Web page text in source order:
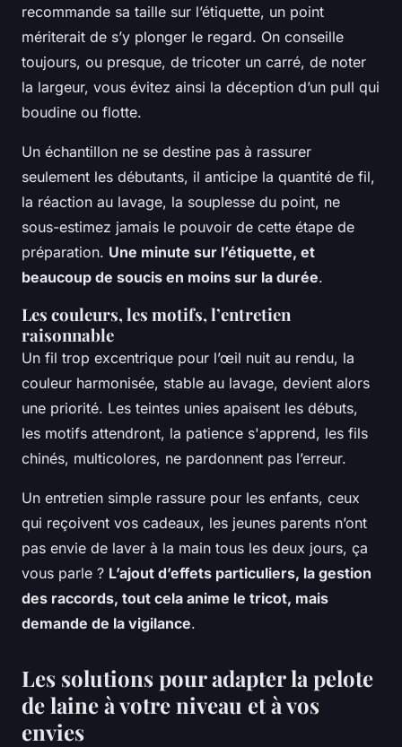
recommande sa taille sur l’étiquette, un point
mériterait de s’y plonger le regard. On conseille
toujours, ou presque, de tricoter un carré, de noter
la largeur, vous évitez ainsi la déception d’un pull qui
boudine ou flotte.
Un échantillon ne se destine pas à rassurer
seulement les débutants, il anticipe la quantité de fil,
la réaction au lavage, la souplesse du point, ne
sous-estimez jamais le pouvoir de cette étape de
préparation. Une minute sur l’étiquette, et
beaucoup de soucis en moins sur la durée.
Les couleurs, les motifs, l’entretien
raisonnable
Un fil trop excentrique pour l’œil nuit au rendu, la
couleur harmonisée, stable au lavage, devient alors
une priorité. Les teintes unies apaisent les débuts,
les motifs attendront, la patience s'apprend, les fils
chinés, multicolores, ne pardonnent pas l’erreur.
Un entretien simple rassure pour les enfants, ceux
qui reçoivent vos cadeaux, les jeunes parents n’ont
pas envie de laver à la main tous les deux jours, ça
vous parle ? L’ajout d’effets particuliers, la gestion
des raccords, tout cela anime le tricot, mais
demande de la vigilance.
Les solutions pour adapter la pelote
de laine à votre niveau et à vos
envies